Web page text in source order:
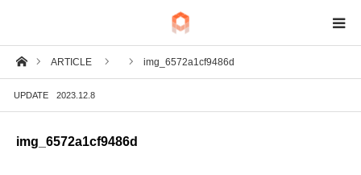
ホームARTICLE img_6572a1cf9486d
UPDATE 2023.12.8
img_6572a1cf9486d
BIM
IoT